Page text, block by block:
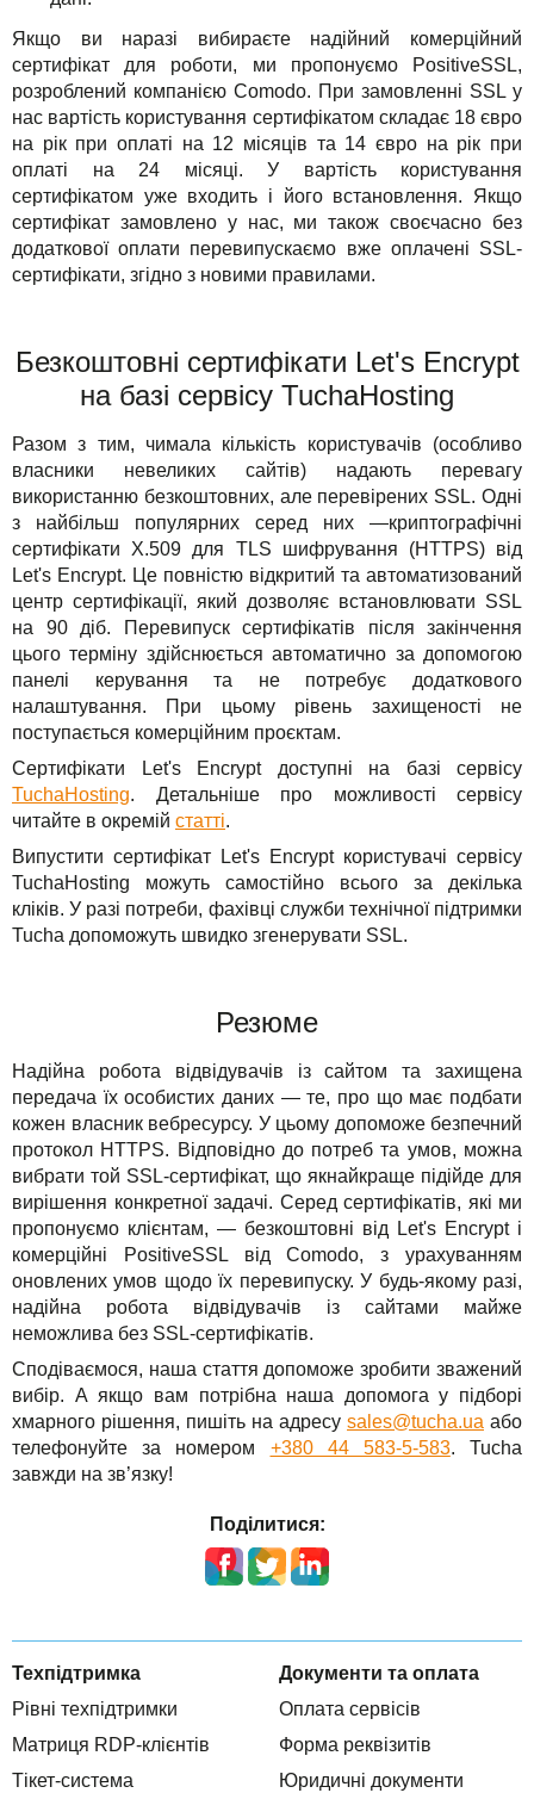
Якщо ви наразі вибираєте надійний комерційний
сертифікат для роботи, ми пропонуємо PositiveSSL,
розроблений компанією Comodo. При замовленні SSL у
нас вартість користування сертифікатом складає 18 євро
на рік при оплаті на 12 місяців та 14 євро на рік при
оплаті на 24 місяці. У вартість користування
сертифікатом уже входить і його встановлення. Якщо
сертифікат замовлено у нас, ми також своєчасно без
додаткової оплати перевипускаємо вже оплачені SSL-
сертифікати, згідно з новими правилами.
Безкоштовні сертифікати Let's Encrypt
на базі сервісу TuchaHosting
Разом з тим, чимала кількість користувачів (особливо
власники невеликих сайтів) надають перевагу
використанню безкоштовних, але перевірених SSL. Одні
з найбільш популярних серед них —криптографічні
сертифікати X.509 для TLS шифрування (HTTPS) від
Let's Encrypt. Це повністю відкритий та автоматизований
центр сертифікації, який дозволяє встановлювати SSL
на 90 діб. Перевипуск сертифікатів після закінчення
цього терміну здійснюється автоматично за допомогою
панелі керування та не потребує додаткового
налаштування. При цьому рівень захищеності не
поступається комерційним проєктам.
Сертифікати Let's Encrypt доступні на базі сервісу
TuchaHosting. Детальніше про можливості сервісу
читайте в окремій статті.
Випустити сертифікат Let's Encrypt користувачі сервісу
TuchaHosting можуть самостійно всього за декілька
кліків. У разі потреби, фахівці служби технічної підтримки
Tucha допоможуть швидко згенерувати SSL.
Резюме
Надійна робота відвідувачів із сайтом та захищена
передача їх особистих даних — те, про що має подбати
кожен власник вебресурсу. У цьому допоможе безпечний
протокол HTTPS. Відповідно до потреб та умов, можна
вибрати той SSL-сертифікат, що якнайкраще підійде для
вирішення конкретної задачі. Серед сертифікатів, які ми
пропонуємо клієнтам, — безкоштовні від Let's Encrypt і
комерційні PositiveSSL від Comodo, з урахуванням
оновлених умов щодо їх перевипуску. У будь-якому разі,
надійна робота відвідувачів із сайтами майже
неможлива без SSL-сертифікатів.
Сподіваємося, наша стаття допоможе зробити зважений
вибір. А якщо вам потрібна наша допомога у підборі
хмарного рішення, пишіть на адресу sales@tucha.ua або
телефонуйте за номером +380 44 583-5-583. Tucha
завжди на зв’язку!
Поділитися:
Техпідтримка
Рівні техпідтримки
Матриця RDP-клієнтів
Тікет-система
Документи та оплата
Оплата сервісів
Форма реквізитів
Юридичні документи